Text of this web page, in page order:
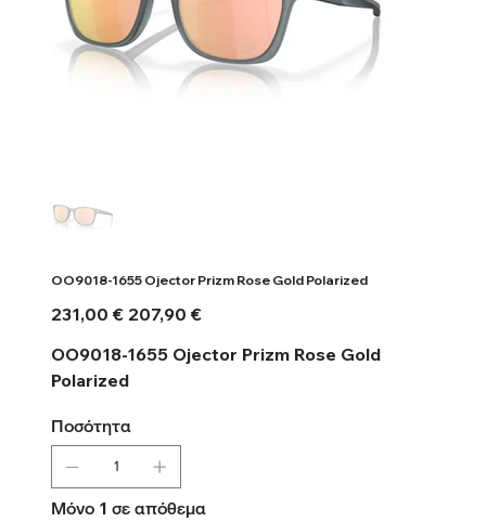
OO9018-1655 Ojector Prizm Rose Gold Polarized
Αρχική
τιμή
231,00 € Τιμή
έκπτωσης
207,90 €
OO9018-1655 Ojector Prizm Rose Gold
Polarized
Ποσότητα
Μόνο 1 σε απόθεμα